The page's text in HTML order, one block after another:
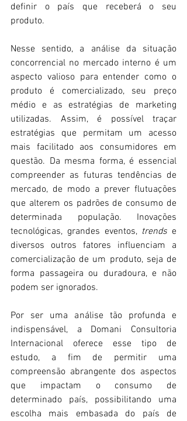
definir o país que receberá o seu
produto.
Nesse sentido, a análise da situação
concorrencial no mercado interno é um
aspecto valioso para entender como o
produto é comercializado, seu preço
médio e as estratégias de marketing
utilizadas. Assim, é possível traçar
estratégias que permitam um acesso
mais facilitado aos consumidores em
questão. Da mesma forma, é essencial
compreender as futuras tendências de
mercado, de modo a prever flutuações
que alterem os padrões de consumo de
determinada população. Inovações
tecnológicas, grandes eventos, trends e
diversos outros fatores influenciam a
comercialização de um produto, seja de
forma passageira ou duradoura, e não
podem ser ignorados.
Por ser uma análise tão profunda e
indispensável, a Domani Consultoria
Internacional oferece esse tipo de
estudo, a fim de permitir uma
compreensão abrangente dos aspectos
que impactam o consumo de
determinado país, possibilitando uma
escolha mais embasada do país de